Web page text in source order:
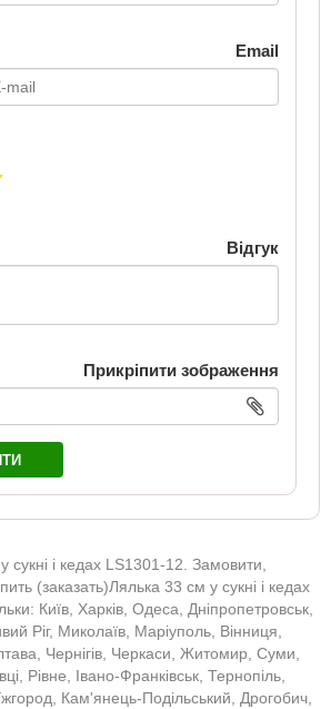
Email
Відгук
Прикріпити зображення
сукні і кедах LS1301-12. Замовити,
(заказать)Лялька 33 см у сукні і кедах
Київ, Харків, Одеса, Дніпропетровськ,
Ріг, Миколаїв, Маріуполь, Вінниця,
Чернігів, Черкаси, Житомир, Суми,
Рівне, Івано-Франківськ, Тернопіль,
Кам'янець-Подільський, Дрогобич,